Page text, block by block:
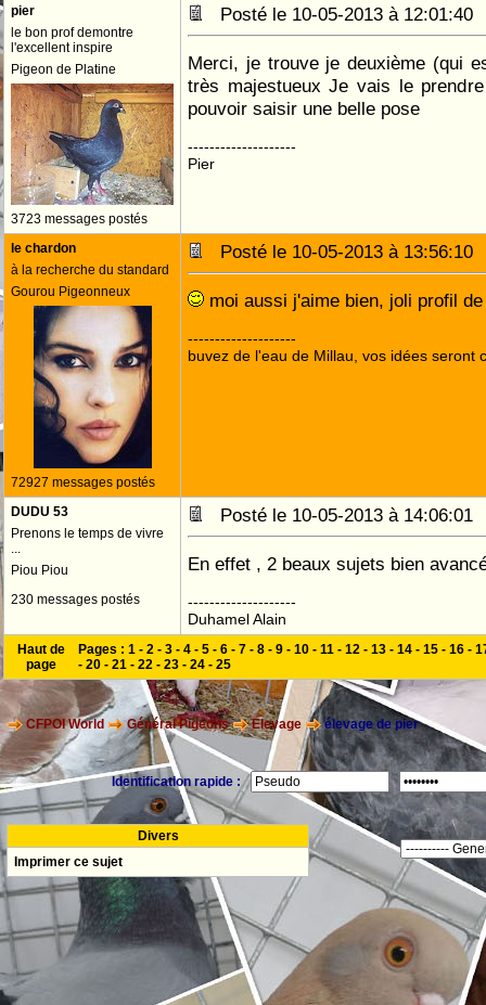
pier
le bon prof demontre
l'excellent inspire
Pigeon de Platine
3723 messages postés
Posté le 10-05-2013 à
Merci, je trouve je deuxième (qui
très majestueux Je vais le
pouvoir saisir une belle pose
--------------------
Pier
le chardon
à la recherche du standard
Gourou Pigeonneux
72927 messages postés
Posté le 10-05-2013 à
moi aussi j'aime bien, joli profil
--------------------
buvez de l'eau de Millau, vos idées seront
DUDU 53
Prenons le temps de vivre
...
Piou Piou
230 messages postés
Posté le 10-05-2013 à
En effet , 2 beaux sujets bien
--------------------
Duhamel Alain
Haut de
page
Pages : 1 - 2 - 3 - 4 - 5 - 6 - 7 - 8 - 9 - 10 - 11 - 12 - 13 - 14 - 15 - 16 -
- 20 - 21 - 22 - 23 - 24 - 25
CFPOI World Général Pigeons Elevage élevage de pier
Identification rapide :
Divers
Imprimer ce sujet